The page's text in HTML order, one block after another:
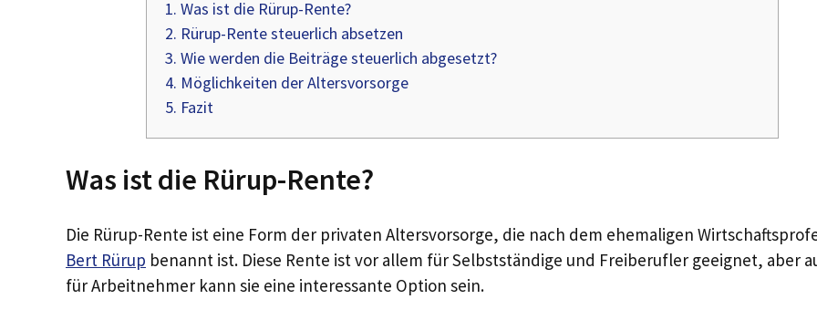
1. Was ist die Rürup-Rente?
2. Rürup-Rente steuerlich absetzen
3. Wie werden die Beiträge steuerlich abgesetzt?
4. Möglichkeiten der Altersvorsorge
5. Fazit
Was ist die Rürup-Rente?
Die Rürup-Rente ist eine Form der privaten Altersvorsorge, die nach dem ehemaligen
Bert Rürup benannt ist. Diese Rente ist vor allem für Selbstständige und Freiberufler geeignet, aber
für Arbeitnehmer kann sie eine interessante Option sein.